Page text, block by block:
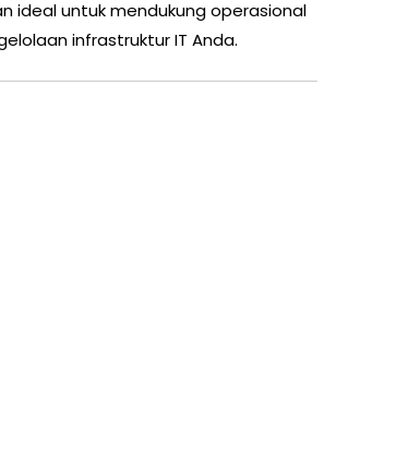
ideal untuk mendukung operasional
infrastruktur IT Anda.